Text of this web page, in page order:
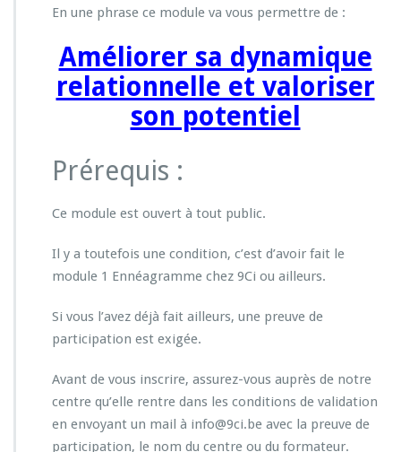
En une phrase ce module va vous permettre de :
Améliorer sa dynamique
relationnelle et valoriser
son potentiel
Prérequis :
Ce module est ouvert à tout public.
Il y a toutefois une condition, c’est d’avoir fait le
module 1 Ennéagramme chez 9Ci ou ailleurs.
Si vous l’avez déjà fait ailleurs, une preuve de
participation est exigée.
Avant de vous inscrire, assurez-vous auprès de notre
centre qu’elle rentre dans les conditions de validation
en envoyant un mail à info@9ci.be avec la preuve de
participation, le nom du centre ou du formateur.